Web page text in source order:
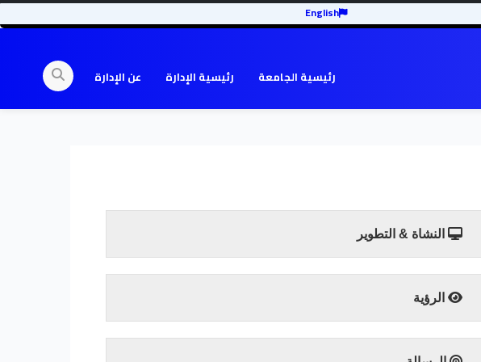
English
رئيسية الجامعة رئيسية الإدارة عن الإدارة
النشاة & التطوير
إقرأ المزيد
الرؤية
تتطلع إدارة العلاقات الخارجية إلى خدمة الإنسان وتلبية حاجاته و ذلكبتقوية الروابط
بين الجامعة والجهات ذات العلاقة بها داخلياً وخارجياً.